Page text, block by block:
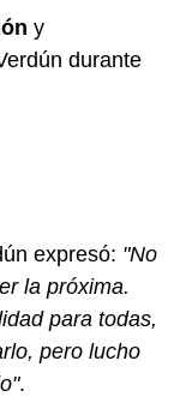
y
durante
expresó: "No
la próxima.
para todas,
pero lucho
.